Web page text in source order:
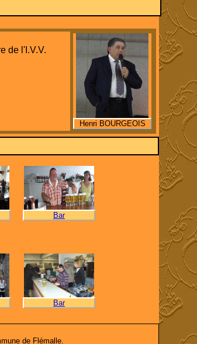
Henri BOURGEOIS
de l'I.V.V.
Bar
Bar
de Flémalle.